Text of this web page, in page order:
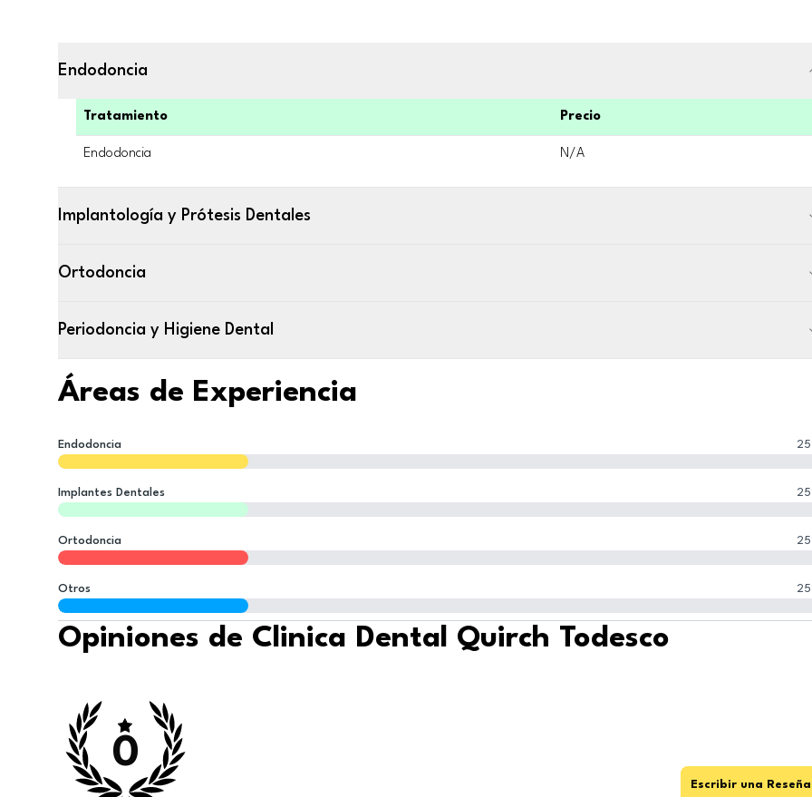
Endodoncia
Tratamiento Precio
Endodoncia N/A
Implantología y Prótesis Dentales
Ortodoncia
Periodoncia y Higiene Dental
Áreas de Experiencia
Endodoncia 25
Implantes Dentales 25
Ortodoncia 25
Otros 25
Opiniones de Clinica Dental Quirch Todesco
0
Escribir una Reseña